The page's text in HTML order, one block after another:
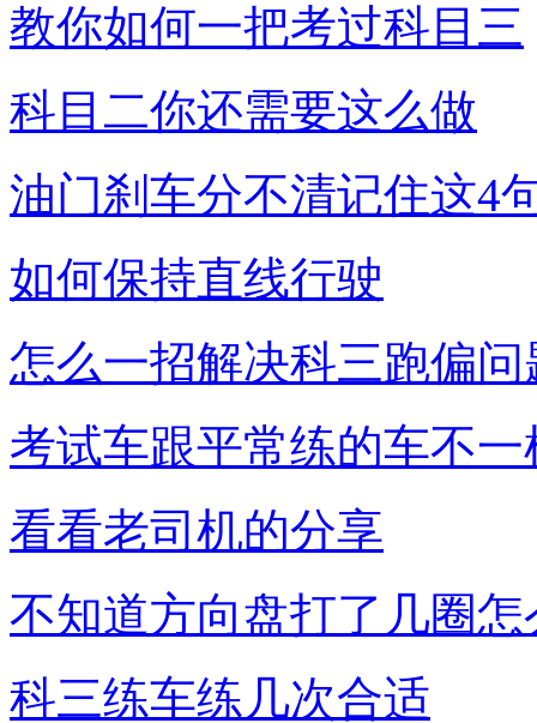
教你如何一把考过科目三
科目二你还需要这么做
油门刹车分不清记住这4
如何保持直线行驶
怎么一招解决科三跑偏问
考试车跟平常练的车不
看看老司机的分享
不知道方向盘打了几圈怎
科三练车练几次合适